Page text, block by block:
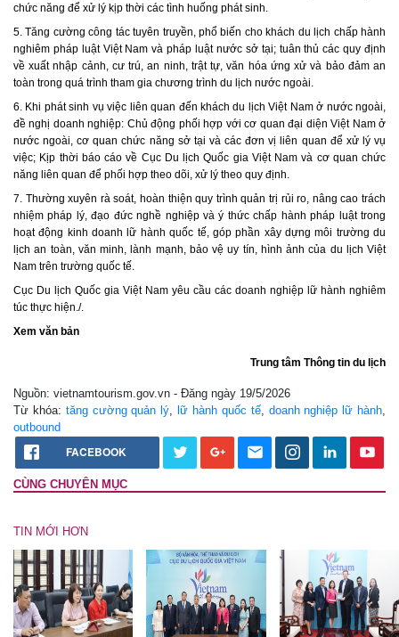
chức năng để xử lý kịp thời các tình huống phát sinh.
5. Tăng cường công tác tuyên truyền, phổ biến cho khách du lịch chấp hành
nghiêm pháp luật Việt Nam và pháp luật nước sở tại; tuân thủ các quy định
về xuất nhập cảnh, cư trú, an ninh, trật tự, văn hóa ứng xử và bảo đảm an
toàn trong quá trình tham gia chương trình du lịch nước ngoài.
6. Khi phát sinh vụ việc liên quan đến khách du lịch Việt Nam ở nước ngoài,
đề nghị doanh nghiệp: Chủ động phối hợp với cơ quan đại diện Việt Nam ở
nước ngoài, cơ quan chức năng sở tại và các đơn vị liên quan để xử lý vụ
việc; Kịp thời báo cáo về Cục Du lịch Quốc gia Việt Nam và cơ quan chức
năng liên quan để phối hợp theo dõi, xử lý theo quy định.
7. Thường xuyên rà soát, hoàn thiện quy trình quản trị rủi ro, nâng cao trách
nhiệm pháp lý, đạo đức nghề nghiệp và ý thức chấp hành pháp luật trong
hoạt động kinh doanh lữ hành quốc tế, góp phần xây dựng môi trường du
lịch an toàn, văn minh, lành mạnh, bảo vệ uy tín, hình ảnh của du lịch Việt
Nam trên trường quốc tế.
Cục Du lịch Quốc gia Việt Nam yêu cầu các doanh nghiệp lữ hành nghiêm
túc thực hiện./.
Xem văn bản
Trung tâm Thông tin du lịch
Nguồn: vietnamtourism.gov.vn - Đăng ngày 19/5/2026
Từ khóa: tăng cường quản lý lữ hành quốc tế, doanh nghiệp lữ hành
outbound
FACEBOOK
CÙNG CHUYÊN MỤC
TIN MỚI HƠN